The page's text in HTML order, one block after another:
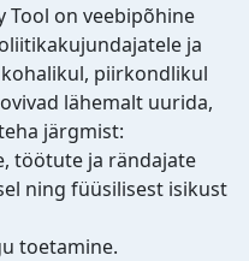
Tool on veebipõhine
ja
piirkondlikul
lähemalt uurida,
järgmist:
töötute ja rändajate
ning füüsilisest isikust
toetamine.